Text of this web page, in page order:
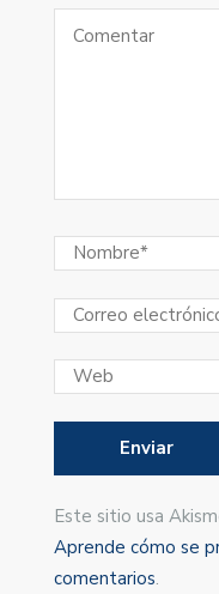
Este sitio usa
Aprende cómo se
comentarios.